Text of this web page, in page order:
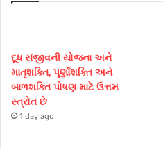
દૂધ સંજીવની યોજના અને
માતૃશક્તિ, પૂર્ણાશક્તિ અને
બાળશક્તિ પોષણ માટે ઉત્તમ
સ્ત્રોત છે
1 day ago